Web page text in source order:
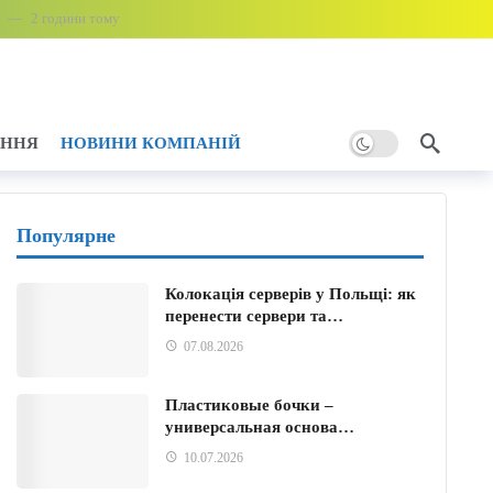
2 години тому
тому
НОВИНИ КОМПАНІЙ
Популярне
Колокація серверів у Польщі: як
перенести сервери та…
07.08.2026
Пластиковые бочки –
универсальная основа…
10.07.2026